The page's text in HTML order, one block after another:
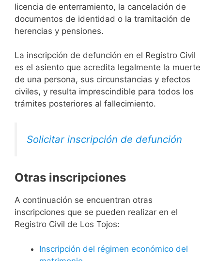
licencia de enterramiento, la cancelación de
documentos de identidad o la tramitación de
herencias y pensiones.
La inscripción de defunción en el Registro Civil
es el asiento que acredita legalmente la muerte
de una persona, sus circunstancias y efectos
civiles, y resulta imprescindible para todos los
trámites posteriores al fallecimiento.
Solicitar inscripción de defunción
Otras inscripciones
A continuación se encuentran otras
inscripciones que se pueden realizar en el
Registro Civil de Los Tojos:
Inscripción del régimen económico del